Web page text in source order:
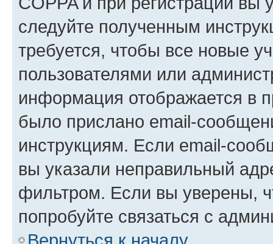
следуйте полученным
требуется, чтобы все новые
пользователями или
информация отображается в
было прислано email-
инструкциям. Если email-
вы указали неправильный
фильтром. Если вы уверены,
попробуйте связаться с
Вернуться к началу